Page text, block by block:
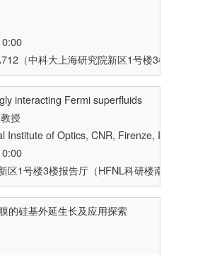
南量子院量子科学大厦1417室同步视频）
（中科大上海研究院新区1号楼3楼报告
interacting Fermi superfluids
教授
Institute of Optics, CNR, Firenze, Italy
区1号楼3楼报告厅（HFNL科研楼南楼
的硅基外延生长及应用探索